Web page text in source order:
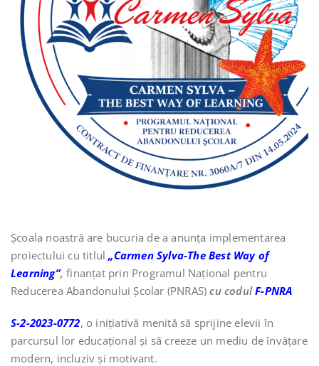
Școala noastră are bucuria de a anunța implementarea
proiectului cu titlul„Carmen Sylva-The Best Way of
Learning”,finanțat prin Programul Național pentru
Reducerea Abandonului Școlar (PNRAS)cu codulF-PNRA
S-2-2023-0772, o inițiativă menită să sprijine elevii în
parcursul lor educațional și să creeze un mediu de învățare
modern, incluziv și motivant.